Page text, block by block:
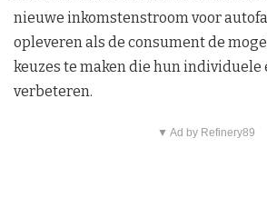
nieuwe inkomstenstroom voor
opleveren als de consument de
keuzes te maken die hun
verbeteren.
▼ Ad by Refinery89